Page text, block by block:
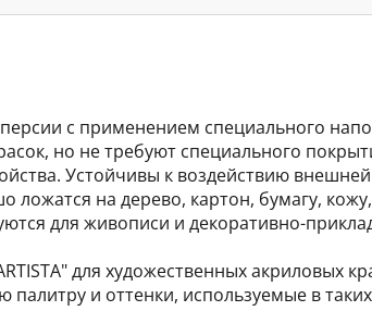
с применением специального
но не требуют специального
Устойчивы к воздействию внешней
на дерево, картон, бумагу,
для живописи и декоративно-
для художественных акриловых
и оттенки, используемые в